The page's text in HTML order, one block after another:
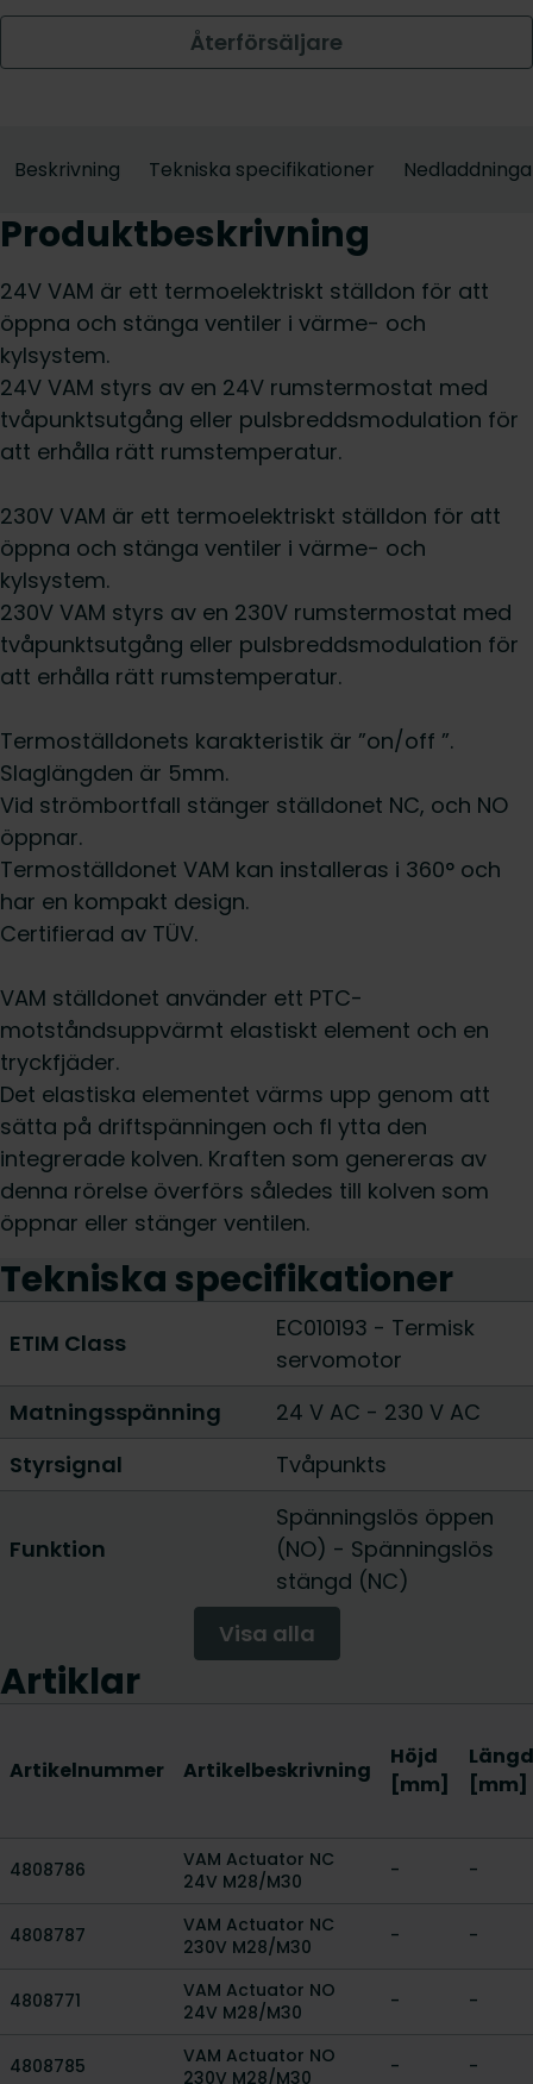
Återförsäljare
Beskrivning Tekniska specifikationer
Produktbeskrivning
24V VAM är ett termoelektriskt ställdon för att
öppna och stänga ventiler i värme- och
kylsystem.
24V VAM styrs av en 24V rumstermostat med
tvåpunktsutgång eller pulsbreddsmodulation för
att erhålla rätt rumstemperatur.
230V VAM är ett termoelektriskt ställdon för att
öppna och stänga ventiler i värme- och
kylsystem.
230V VAM styrs av en 230V rumstermostat med
tvåpunktsutgång eller pulsbreddsmodulation för
att erhålla rätt rumstemperatur.
Termoställdonets karakteristik är ”on/off ”.
Slaglängden är 5mm.
Vid strömbortfall stänger ställdonet NC, och NO
öppnar.
Termoställdonet VAM kan installeras i 360° och
har en kompakt design.
Certifierad av TÜV.
VAM ställdonet använder ett PTC-
motståndsuppvärmt elastiskt element och en
tryckfjäder.
Det elastiska elementet värms upp genom att
sätta på driftspänningen och fl ytta den
integrerade kolven. Kraften som genereras av
denna rörelse överförs således till kolven som
öppnar eller stänger ventilen.
Tekniska specifikationer
ETIM Class
EC010193 - Termisk
servomotor
Matningsspänning
24 V AC - 230 V AC
Styrsignal
Tvåpunkts
Funktion
Spänningslös öppen
(NO) - Spänningslös
stängd (NC)
Visa alla
Artiklar
Artikelnummer Artikelbeskrivning
Höjd
[mm]
Längd
[mm]
4808786
VAM Actuator NC
24V M28/M30
- -
4808787
VAM Actuator NC
230V M28/M30
- -
4808771
VAM Actuator NO
24V M28/M30
- -
4808785
VAM Actuator NO
230V M28/M30
- -